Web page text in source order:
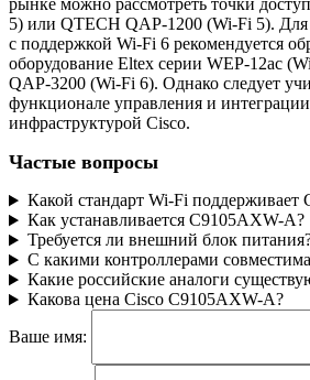
рынке можно рассмотреть точки
5) или QTECH QAP-1200 (Wi-Fi 5).
с поддержкой Wi-Fi 6 рекомендуется
оборудование Eltex серии WEP-12ac
QAP-3200 (Wi-Fi 6). Однако следует
функционале управления и
инфраструктурой Cisco.
Частые вопросы
Какой стандарт Wi-Fi
Как устанавливается C9105AXW-A?
Требуется ли внешний блок
С какими контроллерами
Какие российские аналоги
Какова цена Cisco C9105AXW-A?
Ваше имя: